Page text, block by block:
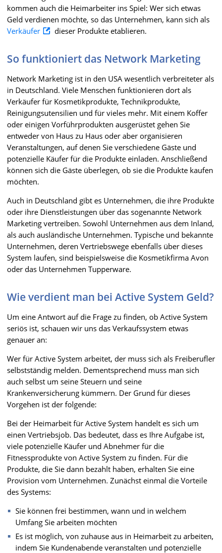
kommen auch die Heimarbeiter ins Spiel: Wer sich etwas
Geld verdienen möchte, so das Unternehmen, kann sich als
Verkäufer
dieser Produkte etablieren.
So funktioniert das Network Marketing
Network Marketing ist in den USA wesentlich verbreiteter als
in Deutschland. Viele Menschen funktionieren dort als
Verkäufer für Kosmetikprodukte, Technikprodukte,
Reinigungsutensilien und für vieles mehr. Mit einem Koffer
oder einigen Vorführprodukten ausgerüstet gehen Sie
entweder von Haus zu Haus oder aber organisieren
Veranstaltungen, auf denen Sie verschiedene Gäste und
potenzielle Käufer für die Produkte einladen. Anschließend
können sich die Gäste überlegen, ob sie die Produkte kaufen
möchten.
Auch in Deutschland gibt es Unternehmen, die ihre Produkte
oder ihre Dienstleistungen über das sogenannte Network
Marketing vertreiben. Sowohl Unternehmen aus dem Inland,
als auch ausländische Unternehmen. Typische und bekannte
Unternehmen, deren Vertriebswege ebenfalls über dieses
System laufen, sind beispielsweise die Kosmetikfirma Avon
oder das Unternehmen Tupperware.
Wie verdient man bei Active System Geld?
Um eine Antwort auf die Frage zu finden, ob Active System
seriös ist, schauen wir uns das Verkaufssystem etwas
genauer an:
Wer für Active System arbeitet, der muss sich als Freiberufler
selbstständig melden. Dementsprechend muss man sich
auch selbst um seine Steuern und seine
Krankenversicherung kümmern. Der Grund für dieses
Vorgehen ist der folgende:
Bei der Heimarbeit für Active System handelt es sich um
einen Vertriebsjob. Das bedeutet, dass es Ihre Aufgabe ist,
viele potenzielle Käufer und Abnehmer für die
Fitnessprodukte von Active System zu finden. Für die
Produkte, die Sie dann bezahlt haben, erhalten Sie eine
Provision vom Unternehmen. Zunächst einmal die Vorteile
des Systems:
Sie können frei bestimmen, wann und in welchem
Umfang Sie arbeiten möchten
Es ist möglich, von zuhause aus in Heimarbeit zu arbeiten,
indem Sie Kundenabende veranstalten und potenzielle